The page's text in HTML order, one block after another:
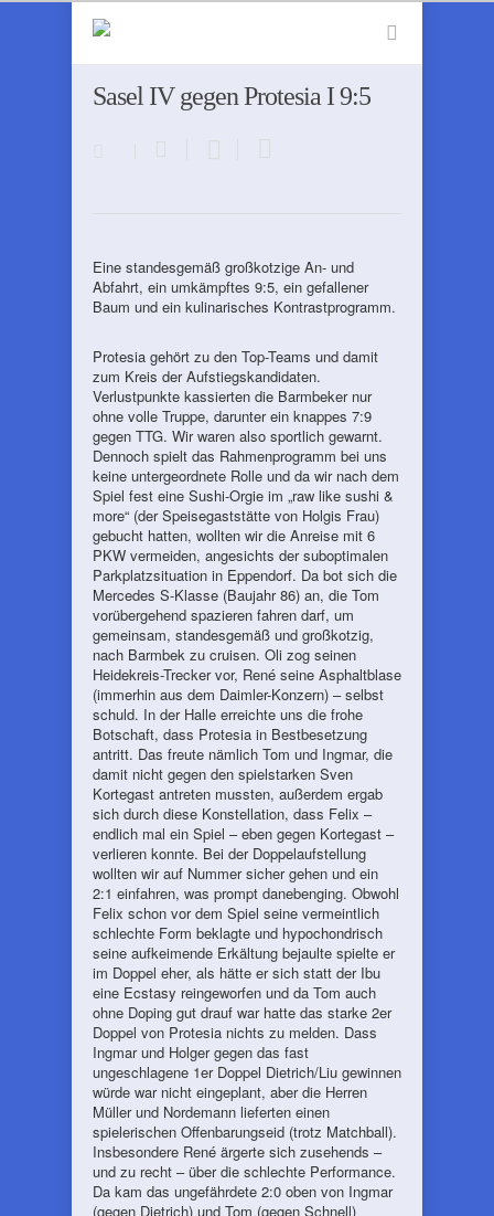
Sasel IV gegen Protesia I 9:5
Eine standesgemäß großkotzige An- und
Abfahrt, ein umkämpftes 9:5, ein gefallener
Baum und ein kulinarisches Kontrastprogramm.
Protesia gehört zu den Top-Teams und damit
zum Kreis der Aufstiegskandidaten.
Verlustpunkte kassierten die Barmbeker nur
ohne volle Truppe, darunter ein knappes 7:9
gegen TTG. Wir waren also sportlich gewarnt.
Dennoch spielt das Rahmenprogramm bei uns
keine untergeordnete Rolle und da wir nach dem
Spiel fest eine Sushi-Orgie im „raw like sushi &
more“ (der Speisegaststätte von Holgis Frau)
gebucht hatten, wollten wir die Anreise mit 6
PKW vermeiden, angesichts der suboptimalen
Parkplatzsituation in Eppendorf. Da bot sich die
Mercedes S-Klasse (Baujahr 86) an, die Tom
vorübergehend spazieren fahren darf, um
gemeinsam, standesgemäß und großkotzig,
nach Barmbek zu cruisen. Oli zog seinen
Heidekreis-Trecker vor, René seine Asphaltblase
(immerhin aus dem Daimler-Konzern) – selbst
schuld. In der Halle erreichte uns die frohe
Botschaft, dass Protesia in Bestbesetzung
antritt. Das freute nämlich Tom und Ingmar, die
damit nicht gegen den spielstarken Sven
Kortegast antreten mussten, außerdem ergab
sich durch diese Konstellation, dass Felix –
endlich mal ein Spiel – eben gegen Kortegast –
verlieren konnte. Bei der Doppelaufstellung
wollten wir auf Nummer sicher gehen und ein
2:1 einfahren, was prompt danebenging. Obwohl
Felix schon vor dem Spiel seine vermeintlich
schlechte Form beklagte und hypochondrisch
seine aufkeimende Erkältung bejaulte spielte er
im Doppel eher, als hätte er sich statt der Ibu
eine Ecstasy reingeworfen und da Tom auch
ohne Doping gut drauf war hatte das starke 2er
Doppel von Protesia nichts zu melden. Dass
Ingmar und Holger gegen das fast
ungeschlagene 1er Doppel Dietrich/Liu gewinnen
würde war nicht eingeplant, aber die Herren
Müller und Nordemann lieferten einen
spielerischen Offenbarungseid (trotz Matchball).
Insbesondere René ärgerte sich zusehends –
und zu recht – über die schlechte Performance.
Da kam das ungefährdete 2:0 oben von Ingmar
(gegen Dietrich) und Tom (gegen Schnell)